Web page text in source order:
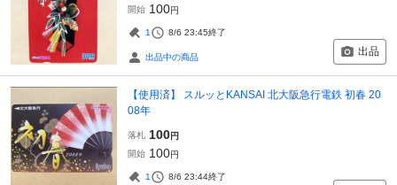
開始 100円
1 8/6 23:45終了
出品中の商品 出品
【使用済】 スルッとKANSAI 北大阪急行電鉄 初春 20
08年
落札 100円
開始 100円
1 8/6 23:44終了